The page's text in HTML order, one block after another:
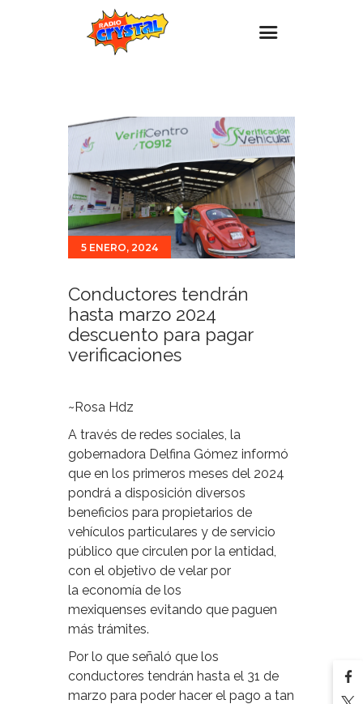
Estaciones
Eventos
Promociones
Noticias
Para ti
5 ENERO, 2024
Conductores tendrán
hasta marzo 2024
descuento para pagar
verificaciones
~Rosa Hdz
A través de redes sociales, la
gobernadora Delfina Gómez informó
que en los primeros meses del 2024
pondrá a disposición diversos
beneficios para propietarios de
vehículos particulares y de servicio
público que circulen por la entidad,
con el objetivo de velar por
la economía de los
mexiquenses evitando que paguen
más trámites.
Por lo que señaló que los
conductores tendrán hasta el 31 de
marzo para poder hacer el pago a tan